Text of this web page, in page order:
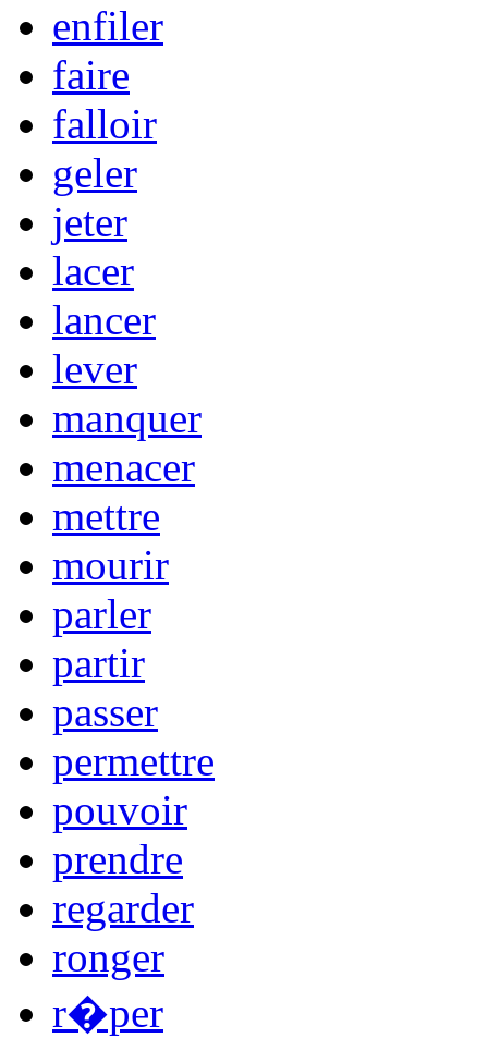
enfiler
faire
falloir
geler
jeter
lacer
lancer
lever
manquer
menacer
mettre
mourir
parler
partir
passer
permettre
pouvoir
prendre
regarder
ronger
r�per